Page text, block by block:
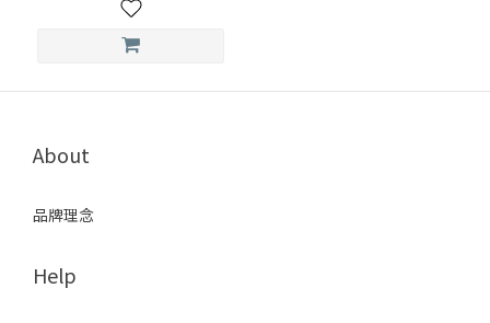
About
品牌理念
Help